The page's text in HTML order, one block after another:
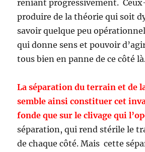
reniant progressivement.
produire de la théorie qui soit
savoir quelque peu
qui donne sens et pouvoir
tous bien en panne de ce côté
La séparation du terrain et de
semble ainsi constituer cet
fonde que sur le clivage qui
séparation, qui rend stérile le
de chaque côté. Mais cette